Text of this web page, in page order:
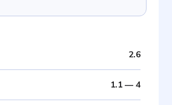
2.6
1.1— 4